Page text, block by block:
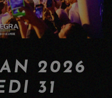
2026
31